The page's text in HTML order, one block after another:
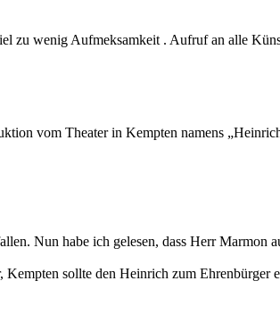
zu wenig Aufmeksamkeit . Aufruf an alle
vom Theater in Kempten namens
Nun habe ich gelesen, dass Herr Marmon
sollte den Heinrich zum